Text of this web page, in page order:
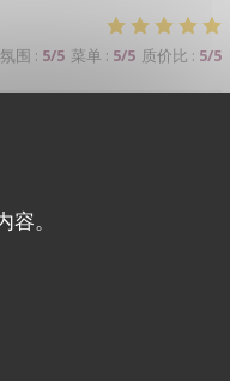
。
氛围 : 5/5 菜单: 5/5 质价比 : 5/5
氛围 :4